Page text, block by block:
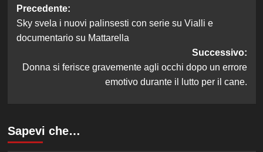
Navigazione
articolo
Precedente:
Sky svela i nuovi palinsesti con serie su Vialli e
documentario su Mattarella
Successivo:
Donna si ferisce gravemente agli occhi dopo un errore
emotivo durante il lutto per il cane.
Sapevi che…